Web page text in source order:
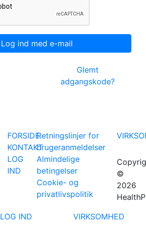
Glemt
adgangskode?
FORSIDE
KONTAKT
LOG
IND
Retningslinjer for
brugeranmeldelser
Almindelige
betingelser
Cookie- og
privatlivspolitik
©
2026
LOG IND VIRKSOMHED